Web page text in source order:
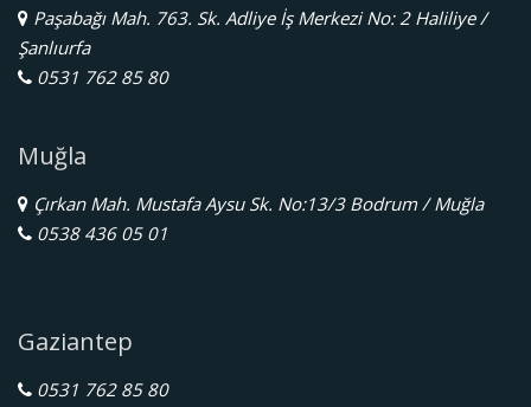
Paşabağı Mah. 763. Sk. Adliye İş Merkezi No: 2 Haliliye /
Şanlıurfa
0531 762 85 80
Muğla
Çırkan Mah. Mustafa Aysu Sk. No:13/3 Bodrum / Muğla
0538 436 05 01
Gaziantep
0531 762 85 80